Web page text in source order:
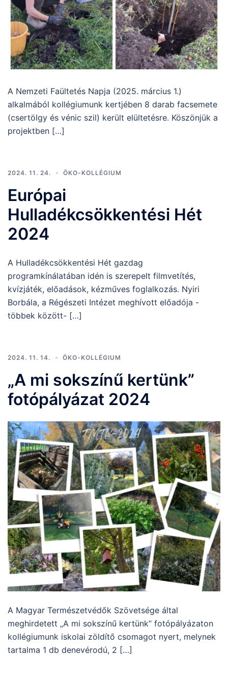
A Nemzeti Faültetés Napja (2025. március 1.)
alkalmából kollégiumunk kertjében 8 darab facsemete
(csertölgy és vénic szil) került elültetésre. Köszönjük a
projektben […]
2024. 11. 24. ÖKO-KOLLÉGIUM
Európai
Hulladékcsökkentési Hét
2024
A Hulladékcsökkentési Hét gazdag
programkínálatában idén is szerepelt filmvetítés,
kvízjáték, előadások, kézműves foglalkozás. Nyiri
Borbála, a Régészeti Intézet meghívott előadója -
többek között- […]
2024. 11. 14. ÖKO-KOLLÉGIUM
„A mi sokszínű kertünk”
fotópályázat 2024
A Magyar Természetvédők Szövetsége által
meghirdetett „A mi sokszínű kertünk” fotópályázaton
kollégiumunk iskolai zöldítő csomagot nyert, melynek
tartalma 1 db denevérodú, 2 […]